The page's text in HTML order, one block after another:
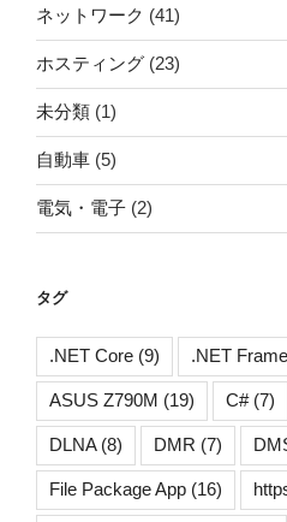
ネットワーク (41)
ホスティング (23)
未分類 (1)
自動車 (5)
電気・電子 (2)
タグ
.NET Core (9) .NET
ASUS Z790M (19) C#(7)
DLNA(8) DMR (7)
File Package App (16)